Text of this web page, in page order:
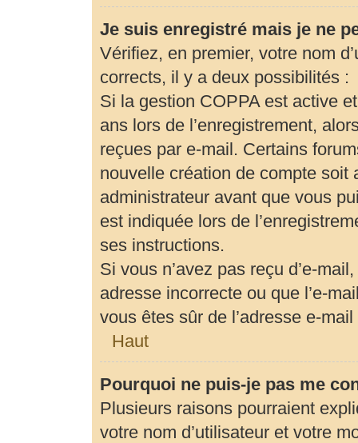
Je suis enregistré mais je ne
Vérifiez, en premier, votre nom
corrects, il y a deux possibilités :
Si la gestion COPPA est active
ans lors de l’enregistrement,
reçues par e-mail. Certains
nouvelle création de compte soit
administrateur avant que vous
est indiquée lors de
ses instructions.
Si vous n’avez pas reçu d’e-
adresse incorrecte ou que l’e-
vous êtes sûr de l’adresse e-
Haut
Pourquoi ne puis-je pas me
Plusieurs raisons pourraient
votre nom d’utilisateur et votre